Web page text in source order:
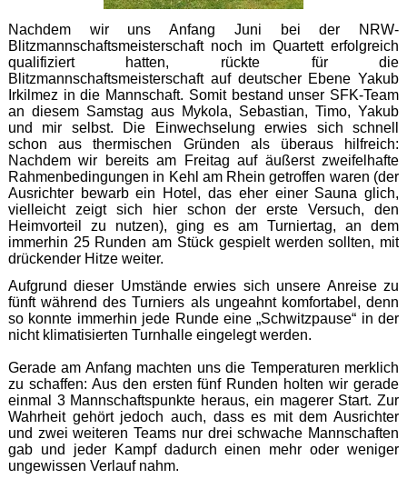
Nachdem wir uns Anfang Juni bei der NRW-
Blitzmannschaftsmeisterschaft noch im Quartett erfolgreich
qualifiziert hatten, rückte für die
Blitzmannschaftsmeisterschaft auf deutscher Ebene Yakub
Irkilmez in die Mannschaft. Somit bestand unser SFK-Team
an diesem Samstag aus Mykola, Sebastian, Timo, Yakub
und mir selbst. Die Einwechselung erwies sich schnell
schon aus thermischen Gründen als überaus hilfreich:
Nachdem wir bereits am Freitag auf äußerst zweifelhafte
Rahmenbedingungen in Kehl am Rhein getroffen waren (der
Ausrichter bewarb ein Hotel, das eher einer Sauna glich,
vielleicht zeigt sich hier schon der erste Versuch, den
Heimvorteil zu nutzen), ging es am Turniertag, an dem
immerhin 25 Runden am Stück gespielt werden sollten, mit
drückender Hitze weiter.
Aufgrund dieser Umstände erwies sich unsere Anreise zu
fünft während des Turniers als ungeahnt komfortabel, denn
so konnte immerhin jede Runde eine „Schwitzpause“ in der
nicht klimatisierten Turnhalle eingelegt werden.
Gerade am Anfang machten uns die Temperaturen merklich
zu schaffen: Aus den ersten fünf Runden holten wir gerade
einmal 3 Mannschaftspunkte heraus, ein magerer Start. Zur
Wahrheit gehört jedoch auch, dass es mit dem Ausrichter
und zwei weiteren Teams nur drei schwache Mannschaften
gab und jeder Kampf dadurch einen mehr oder weniger
ungewissen Verlauf nahm.